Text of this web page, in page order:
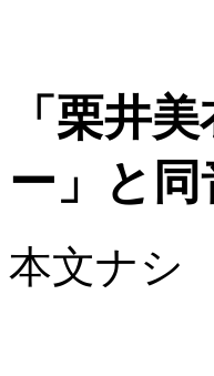
「栗井
ー」と
本文ナシ